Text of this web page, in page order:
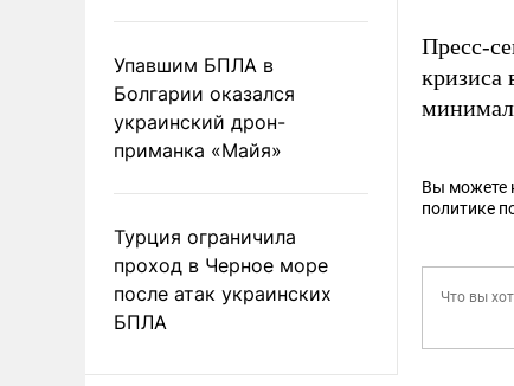
Упавшим БПЛА в
Болгарии оказался
украинский дрон-
приманка «Майя»
Турция ограничила
проход в Черное море
после атак украинских
БПЛА
Пресс-
кризиса
Вы можете
политике